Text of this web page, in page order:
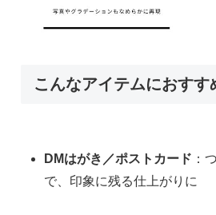
こんなアイテムにおすす
DMはがき／ポストカード ：
で、印象に残る仕上がりに